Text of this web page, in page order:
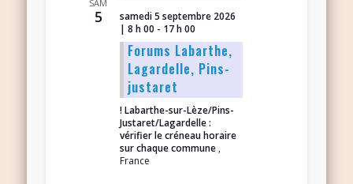
Évènements
SAM
5
samedi 5 septembre 2026
| 8 h 00 - 17 h 00
Forums Labarthe,
Lagardelle, Pins-
justaret
! Labarthe-sur-Lèze/Pins-
Justaret/Lagardelle :
vérifier le créneau horaire
sur chaque commune ,
France